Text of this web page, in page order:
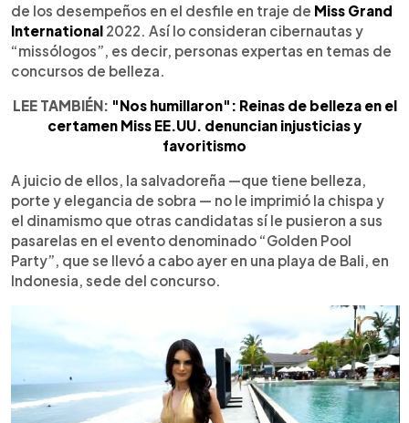
de los desempeños en el desfile en traje de Miss Grand
International 2022. Así lo consideran cibernautas y
“missólogos”, es decir, personas expertas en temas de
concursos de belleza.
LEE TAMBIÉN: "Nos humillaron": Reinas de belleza en el
certamen Miss EE.UU. denuncian injusticias y
favoritismo
A juicio de ellos, la salvadoreña —que tiene belleza,
porte y elegancia de sobra — no le imprimió la chispa y
el dinamismo que otras candidatas sí le pusieron a sus
pasarelas en el evento denominado “Golden Pool
Party”, que se llevó a cabo ayer en una playa de Bali, en
Indonesia, sede del concurso.